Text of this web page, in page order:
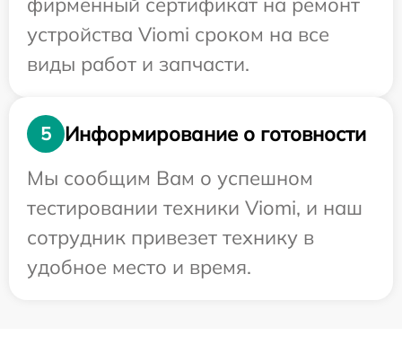
устройства Viomi сроком на все
виды работ и запчасти.
5
Информирование о готовности
Мы сообщим Вам о успешном
тестировании техники Viomi, и наш
сотрудник привезет технику в
удобное место и время.